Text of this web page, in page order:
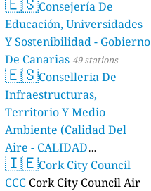
Consejería De
Educación, Universidades
Y Sostenibilidad - Gobierno
De Canarias 49 stations
🇪🇸Conselleria De
Infraestructuras,
Territorio Y Medio
Ambiente (Calidad Del
Aire - CALIDAD
AMBIENTAL) 23 stations
🇮🇪Cork City Council
CCC Cork City Council Air